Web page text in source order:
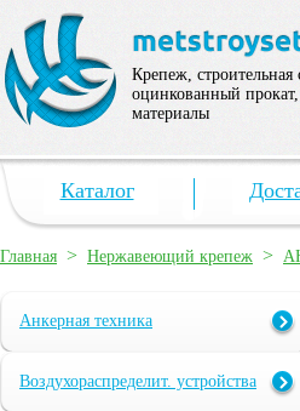
Крепеж, строительная
оцинкованный
материалы
Каталог
Главная > Нержавеющий крепеж >
Анкерная техника
Воздухораспределит. устройства